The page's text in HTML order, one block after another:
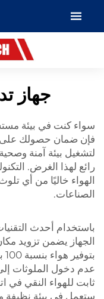
جهاز
سواء كنت في بيئة
فإن ضمان حصولك على
لتشغيل بيئة آمنة
رائع لهذا الغرض.
الهواء خاليًا من أي
الصناعات.
باستخدام أحدث
الجهاز يضمن تزويد
عدم دخول الملوثات
ثابت للهواء النقي في
ستعمل في بيئة نظيفة